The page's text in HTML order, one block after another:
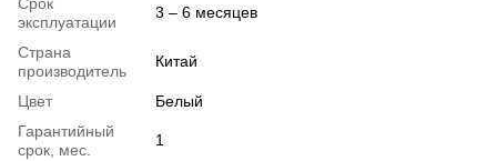
Срок
эксплуатации
3 – 6 месяцев
Страна
производитель
Китай
Цвет
Белый
Гарантийный
срок, мес.
1